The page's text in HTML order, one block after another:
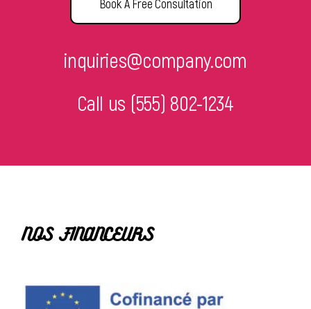
Book A Free Consultation
inquiries@company.com
Call us (555) 802-1234
NOS FINANCEURS